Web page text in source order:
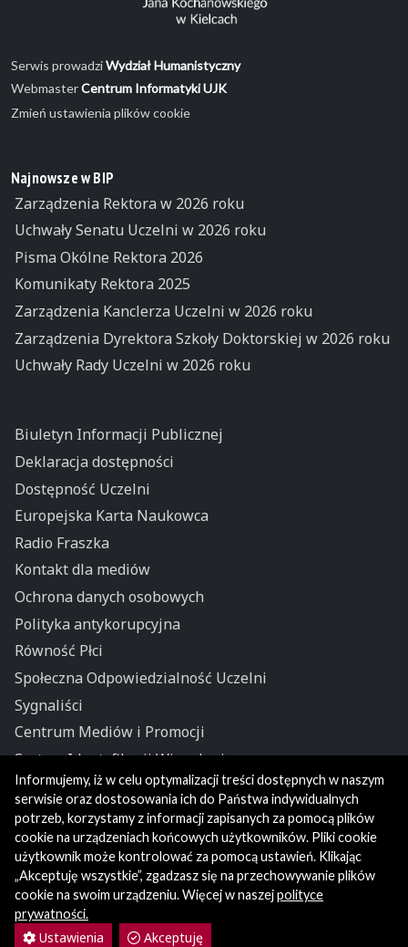
Serwis prowadziWydział Humanistyczny
WebmasterCentrum Informatyki UJK
Zmień ustawienia plików cookie
Najnowsze w BIP
Zarządzenia Rektora w 2026 roku
Uchwały Senatu Uczelni w 2026 roku
Pisma Okólne Rektora 2026
Komunikaty Rektora 2025
Zarządzenia Kanclerza Uczelni w 2026 roku
Zarządzenia Dyrektora Szkoły Doktorskiej w 2026 roku
Uchwały Rady Uczelni w 2026 roku
Biuletyn Informacji Publicznej
Deklaracja dostępności
Dostępność Uczelni
Europejska Karta Naukowca
Radio Fraszka
Kontakt dla mediów
Ochrona danych osobowych
Polityka antykorupcyjna
Równość Płci
Społeczna Odpowiedzialność Uczelni
Sygnaliści
Centrum Mediów i Promocji
System Identyfikacji Wizualnej
Polityka prywatności
© Wydział Humanistyczny
Informujemy, iż w celu optymalizacji treści dostępnych w naszym
serwisie oraz dostosowania ich do Państwa indywidualnych
potrzeb, korzystamy z informacji zapisanych za pomocą plików
cookie na urządzeniach końcowych użytkowników. Pliki cookie
użytkownik może kontrolować za pomocą ustawień. Klikając
„Akceptuję wszystkie”, zgadzasz się na przechowywanie plików
cookie na swoim urządzeniu. Więcej w naszejpolityce
prywatności.
Ustawienia Akceptuję